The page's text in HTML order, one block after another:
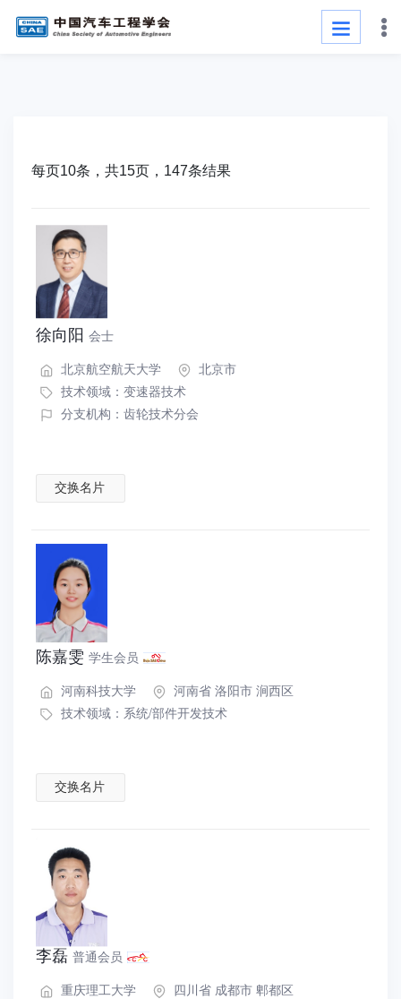
每页10条，共15页，147条结果
徐向阳 会士
北京航空航天大学
北京市
技术领域： 变速器技术
分支机构：齿轮技术分会
交换名片
陈嘉雯 学生会员
河南科技大学
河南省 洛阳市 涧西区
技术领域： 系统/部件开发技术
交换名片
李磊 普通会员
重庆理工大学
四川省 成都市 郫都区